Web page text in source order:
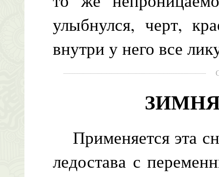
улыбнулся, черт,
внутри у него все
Применяется эта
ледостава с